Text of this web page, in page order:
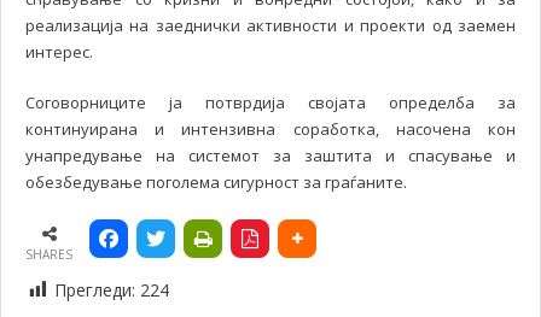
реализација на заеднички активности и проекти од заемен
интерес.
Соговорниците ја потврдија својата определба за
континуирана и интензивна соработка, насочена кон
унапредување на системот за заштита и спасување и
обезбедување поголема сигурност за граѓаните.
SHARES
Прегледи: 224